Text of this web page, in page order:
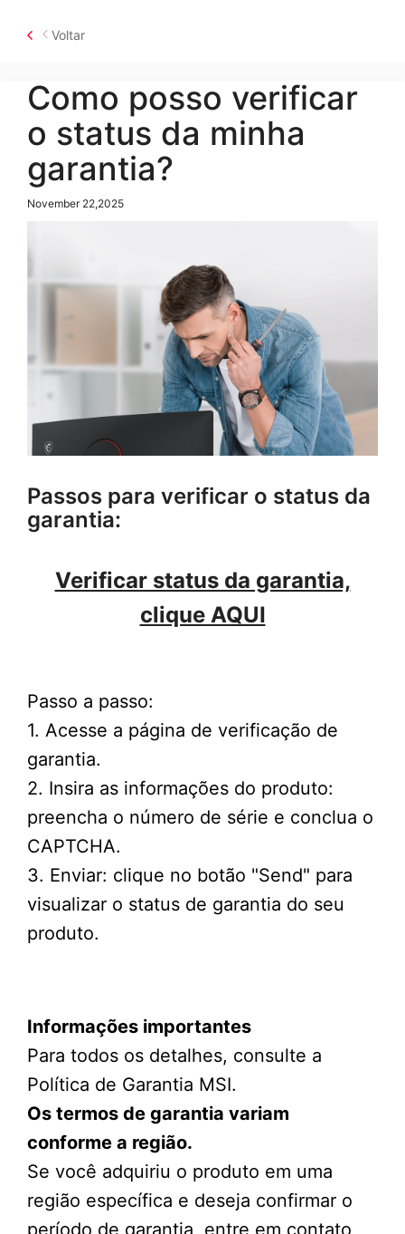
Voltar
Como posso verificar
o status da minha
garantia?
November 22,2025
Passos para verificar o status da
garantia:
Verificar status da garantia,
clique AQUI
Passo a passo:
1. Acesse a página de verificação de
garantia.
2. Insira as informações do produto:
preencha o número de série e conclua o
CAPTCHA.
3. Enviar: clique no botão "Send" para
visualizar o status de garantia do seu
produto.
Informações importantes
Para todos os detalhes, consulte a
Política de Garantia MSI.
Os termos de garantia variam
conforme a região.
Se você adquiriu o produto em uma
região específica e deseja confirmar o
período de garantia, entre em contato